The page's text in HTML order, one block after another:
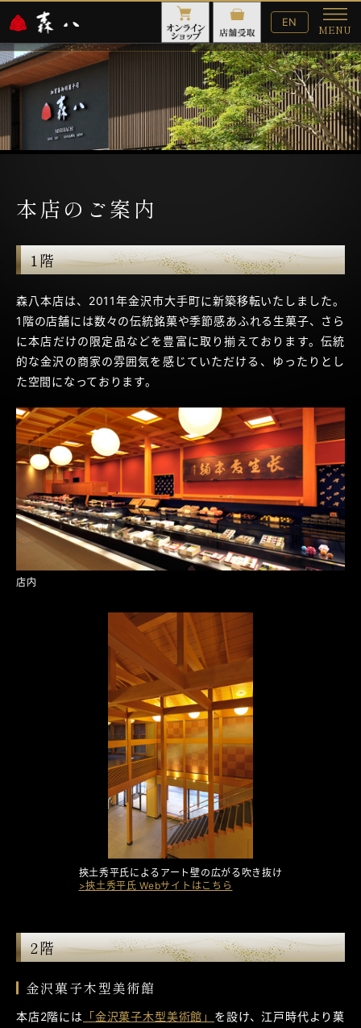
English
Website
EN
MENU
メ
ニ
ュ
ー
本店のご案内
1階
森八本店は、2011年金沢市大手町に新築移転いたしました。
1階の店舗には数々の伝統銘菓や季節感あふれる生菓子、 さら
に本店だけの限定品などを豊富に取り揃えております。伝統
的な金沢の商家の雰囲気を感じていただける、 ゆったりとし
た空間になっております。
店内
挾土秀平氏によるアート壁の広がる吹き抜け
>挾土秀平氏 Webサイトはこちら
2階
金沢菓子木型美術館
本店2階には 「金沢菓子木型美術館」 を設け、江戸時代より菓